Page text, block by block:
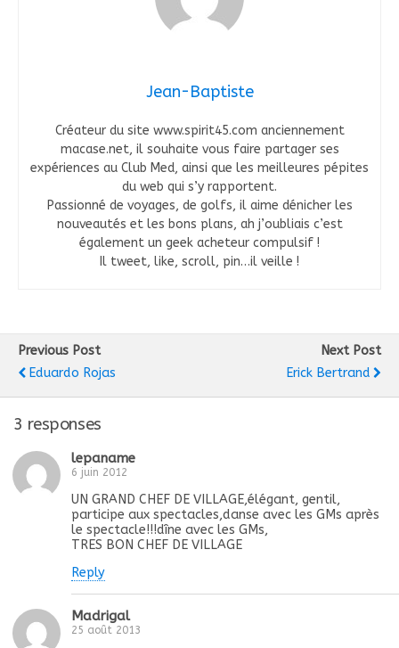
Jean-Baptiste
Créateur du site www.spirit45.com anciennement
macase.net, il souhaite vous faire partager ses
expériences au Club Med, ainsi que les meilleures pépites
du web qui s’y rapportent.
Passionné de voyages, de golfs, il aime dénicher les
nouveautés et les bons plans, ah j’oubliais c’est
également un geek acheteur compulsif !
Il tweet, like, scroll, pin…il veille !
Previous Post
Eduardo Rojas
Next Post
Erick Bertrand
3 responses
lepaname
6 juin 2012
UN GRAND CHEF DE VILLAGE,élégant, gentil,
participe aux spectacles,danse avec les GMs après
le spectacle!!!dîne avec les GMs,
TRES BON CHEF DE VILLAGE
Reply
Madrigal
25 août 2013